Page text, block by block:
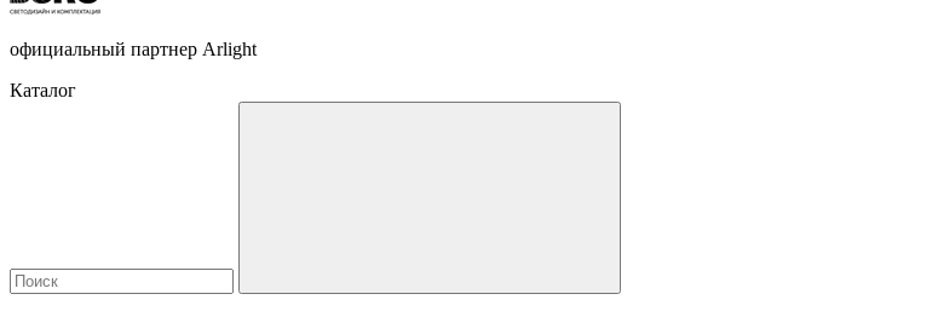
официальный партнер Arlight
Каталог